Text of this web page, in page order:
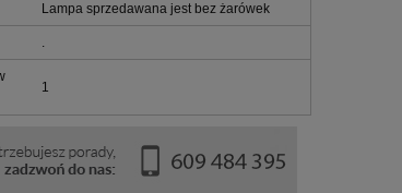
Lampa sprzedawana jest bez żarówek
.
1